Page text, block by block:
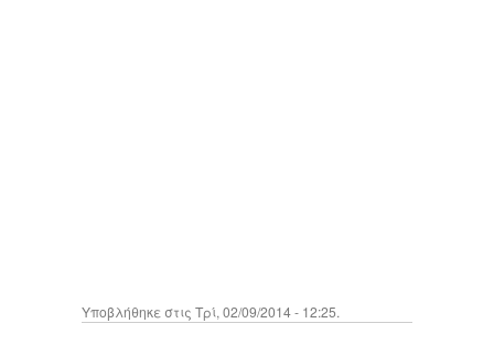
Υποβλήθηκε στις Τρί, 02/09/2014 - 12:25.